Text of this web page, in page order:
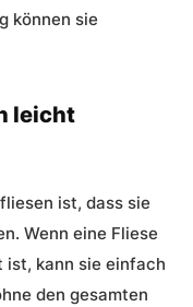
können sie
leicht
ist, dass sie
Wenn eine Fliese
kann sie einfach
den gesamten